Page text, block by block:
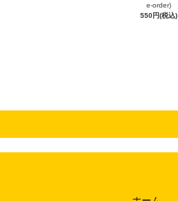
e-order)
550円(税込)